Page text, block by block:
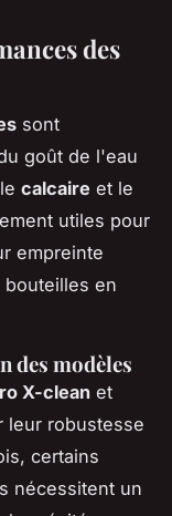
des
sont
goût de l'eau
calcaire et le
utiles pour
empreinte
en
modèles
X-clean et
leur robustesse
certains
nécessitent un